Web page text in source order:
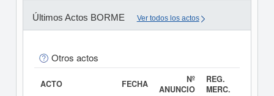
Últimos Actos BORME Ver todos los actos
Otros actos
ACTO FECHA
Nº
ANUNCIO
REG.
MERC.